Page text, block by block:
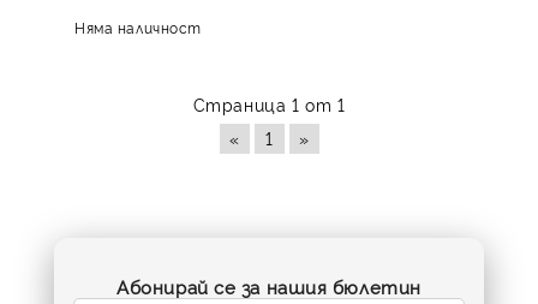
Няма наличност
Страница 1 от 1
«
1 »
Абонирай се за нашия бюлетин